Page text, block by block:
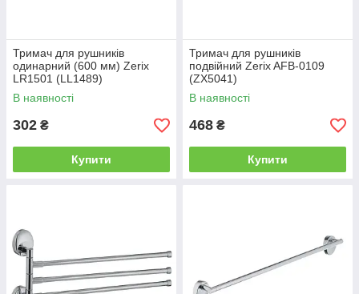
Тримач для рушників
одинарний (600 мм) Zerix
LR1501 (LL1489)
В наявності
302 ₴
Купити
Тримач для рушників
подвійний Zerix AFB-0109
(ZX5041)
В наявності
468 ₴
Купити